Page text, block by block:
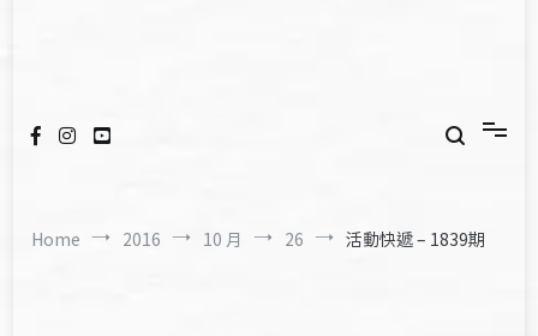
Home 2016 10 月 26 活動快遞 – 1839期